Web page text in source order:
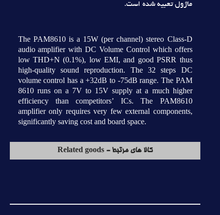
ماژول تعبيه شده است.
The PAM8610 is a 15W (per channel) stereo Class-D
audio amplifier with DC Volume Control which offers
low THD+N (0.1%), low EMI, and good PSRR thus
high-quality sound reproduction. The 32 steps DC
volume control has a +32dB to -75dB range. The PAM
8610 runs on a 7V to 15V supply at a much higher
efficiency than competitors’ ICs. The PAM8610
amplifier only requires very few external components,
significantly saving cost and board space.
کالا های مرتبط - Related goods